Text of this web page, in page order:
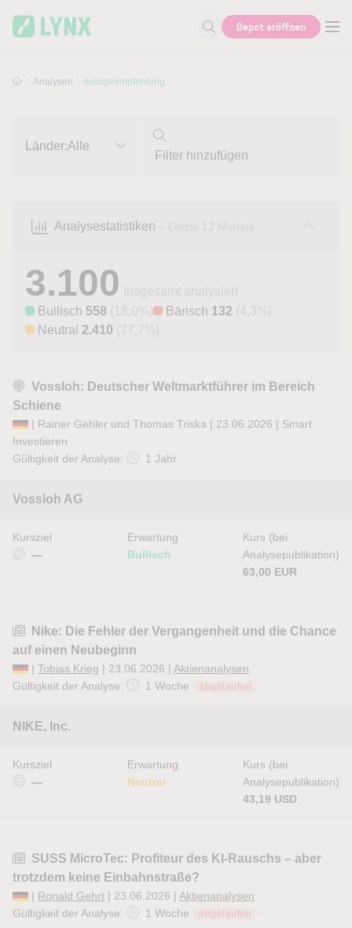
Suche nach Aktie, Autor...
Depot eröffnen
Analysen Anlageempfehlung
Länder:Alle
Analysestatistiken – Letzte 12 Monate
3.100
Insgesamt analysiert
Bullisch 558 (18,0%) Bärisch 132 (4,3%)
Neutral 2.410 (77,7%)
Vossloh: Deutscher Weltmarktführer im Bereich
Schiene
| Rainer Gehler und Thomas Triska | 23.06.2026 | Smart
Investieren
Gültigkeit der Analyse:
1 Jahr
Vossloh AG
Kursziel
—
Erwartung
Bullisch
Kurs (bei
Analysepublikation)
63,00 EUR
Nike: Die Fehler der Vergangenheit und die Chance
auf einen Neubeginn
| Tobias Krieg | 23.06.2026 | Aktienanalysen
Gültigkeit der Analyse:
1 Woche abgelaufen
NIKE, Inc.
Kursziel
—
Erwartung
Neutral
Kurs (bei
Analysepublikation)
43,19 USD
SUSS MicroTec: Profiteur des KI-Rauschs – aber
trotzdem keine Einbahnstraße?
| Ronald Gehrt | 23.06.2026 | Aktienanalysen
Gültigkeit der Analyse:
1 Woche abgelaufen